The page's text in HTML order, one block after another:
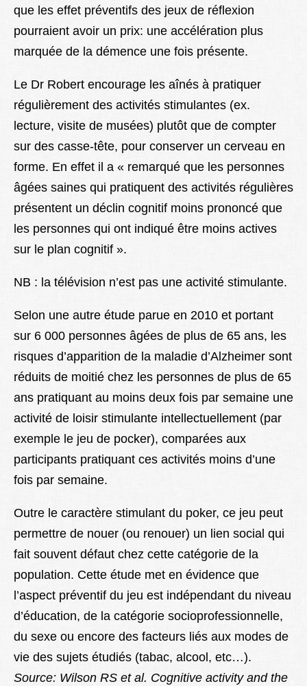
que les effet préventifs des jeux de réflexion
pourraient avoir un prix: une accélération plus
marquée de la démence une fois présente.
Le Dr Robert encourage les aînés à pratiquer
régulièrement des activités stimulantes (ex.
lecture, visite de musées) plutôt que de compter
sur des casse-tête, pour conserver un cerveau en
forme. En effet il a « remarqué que les personnes
âgées saines qui pratiquent des activités régulières
présentent un déclin cognitif moins prononcé que
les personnes qui ont indiqué être moins actives
sur le plan cognitif ».
NB : la télévision n’est pas une activité stimulante.
Selon une autre étude parue en 2010 et portant
sur 6 000 personnes âgées de plus de 65 ans, les
risques d’apparition de la maladie d’Alzheimer sont
réduits de moitié chez les personnes de plus de 65
ans pratiquant au moins deux fois par semaine une
activité de loisir stimulante intellectuellement (par
exemple le jeu de pocker), comparées aux
participants pratiquant ces activités moins d’une
fois par semaine.
Outre le caractère stimulant du poker, ce jeu peut
permettre de nouer (ou renouer) un lien social qui
fait souvent défaut chez cette catégorie de la
population. Cette étude met en évidence que
l’aspect préventif du jeu est indépendant du niveau
d’éducation, de la catégorie socioprofessionnelle,
du sexe ou encore des facteurs liés aux modes de
vie des sujets étudiés (tabac, alcool, etc…).
Source: Wilson RS et al. Cognitive activity and the